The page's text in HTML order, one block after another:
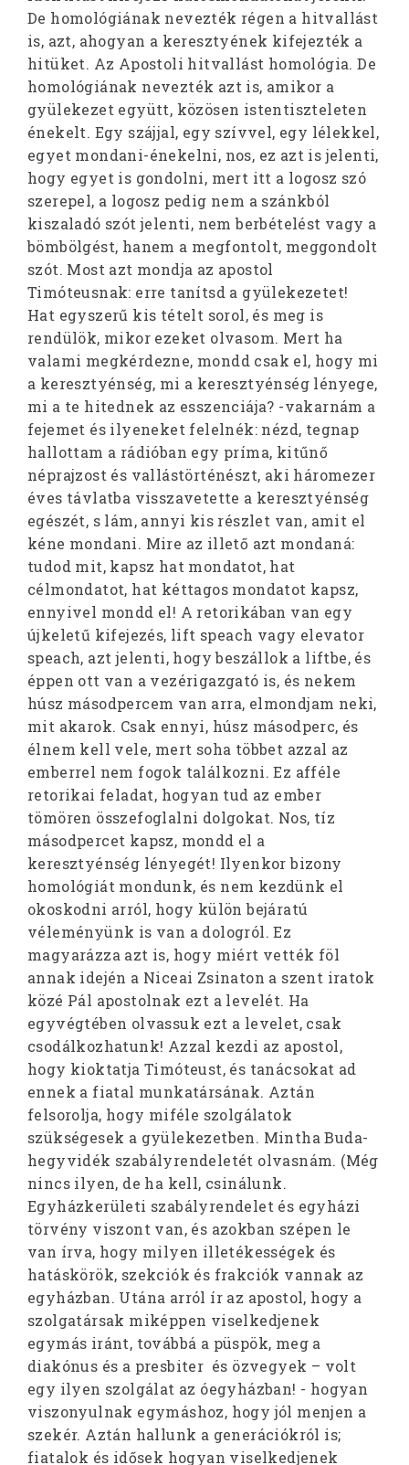
De homológiának nevezték régen a hitvallást
is, azt, ahogyan a keresztyének kifejezték a
hitüket. Az Apostoli hitvallást homológia. De
homológiának nevezték azt is, amikor a
gyülekezet együtt, közösen istentiszteleten
énekelt. Egy szájjal, egy szívvel, egy lélekkel,
egyet mondani-énekelni, nos, ez azt is jelenti,
hogy egyet is gondolni, mert itt a logosz szó
szerepel, a logosz pedig nem a szánkból
kiszaladó szót jelenti, nem berbételést vagy a
bömbölgést, hanem a megfontolt, meggondolt
szót. Most azt mondja az apostol
Timóteusnak: erre tanítsd a gyülekezetet!
Hat egyszerű kis tételt sorol, és meg is
rendülök, mikor ezeket olvasom. Mert ha
valami megkérdezne, mondd csak el, hogy mi
a keresztyénség, mi a keresztyénség lényege,
mi a te hitednek az esszenciája? -vakarnám a
fejemet és ilyeneket felelnék: nézd, tegnap
hallottam a rádióban egy príma, kitűnő
néprajzost és vallástörténészt, aki háromezer
éves távlatba visszavetette a keresztyénség
egészét, s lám, annyi kis részlet van, amit el
kéne mondani. Mire az illető azt mondaná:
tudod mit, kapsz hat mondatot, hat
célmondatot, hat kéttagos mondatot kapsz,
ennyivel mondd el! A retorikában van egy
újkeletű kifejezés, lift speach vagy elevator
speach, azt jelenti, hogy beszállok a liftbe, és
éppen ott van a vezérigazgató is, és nekem
húsz másodpercem van arra, elmondjam neki,
mit akarok. Csak ennyi, húsz másodperc, és
élnem kell vele, mert soha többet azzal az
emberrel nem fogok találkozni. Ez afféle
retorikai feladat, hogyan tud az ember
tömören összefoglalni dolgokat. Nos, tíz
másodpercet kapsz, mondd el a
keresztyénség lényegét! Ilyenkor bizony
homológiát mondunk, és nem kezdünk el
okoskodni arról, hogy külön bejáratú
véleményünk is van a dologról. Ez
magyarázza azt is, hogy miért vették föl
annak idején a Niceai Zsinaton a szent iratok
közé Pál apostolnak ezt a levelét. Ha
egyvégtében olvassuk ezt a levelet, csak
csodálkozhatunk! Azzal kezdi az apostol,
hogy kioktatja Timóteust, és tanácsokat ad
ennek a fiatal munkatársának. Aztán
felsorolja, hogy miféle szolgálatok
szükségesek a gyülekezetben. Mintha Buda-
hegyvidék szabályrendeletét olvasnám. (Még
nincs ilyen, de ha kell, csinálunk.
Egyházkerületi szabályrendelet és egyházi
törvény viszont van, és azokban szépen le
van írva, hogy milyen illetékességek és
hatáskörök, szekciók és frakciók vannak az
egyházban. Utána arról ír az apostol, hogy a
szolgatársak miképpen viselkedjenek
egymás iránt, továbbá a püspök, meg a
diakónus és a presbiter és özvegyek – volt
egy ilyen szolgálat az óegyházban! - hogyan
viszonyulnak egymáshoz, hogy jól menjen a
szekér. Aztán hallunk a generációkról is;
fiatalok és idősek hogyan viselkedjenek